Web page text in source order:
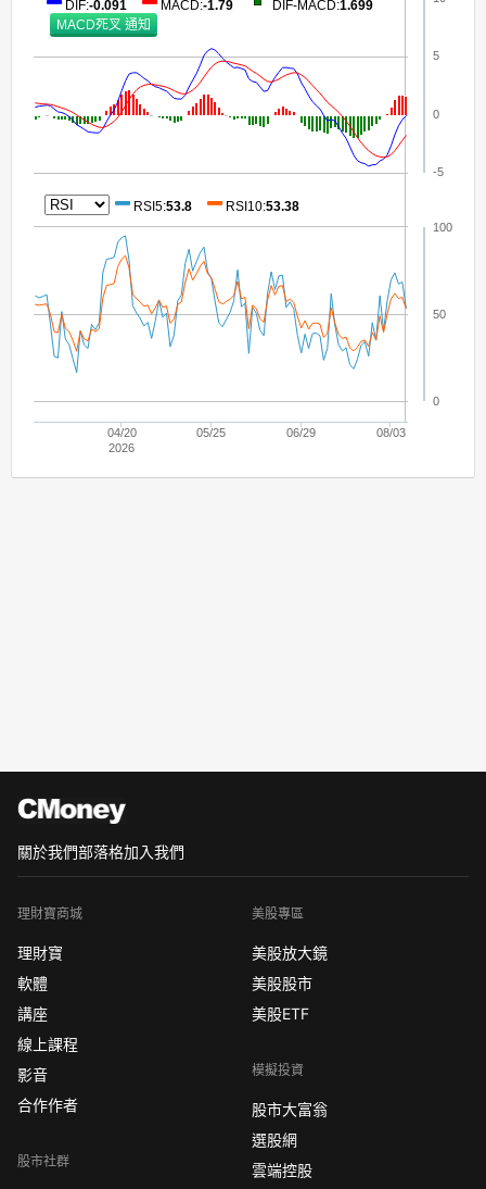
04/20
2026
05/25 06/29 08/03
-5
0
5
0
50
100
DIF:-0.091 MACD:-1.79 DIF-MACD:1.699
RSI5:53.8 RSI10:53.38
關於我們部落格加入我們
理財寶商城
理財寶
軟體
講座
線上課程
影音
合作作者
股市社群
美股專區
美股放大鏡
美股股市
美股ETF
模擬投資
股市大富翁
選股網
雲端控股